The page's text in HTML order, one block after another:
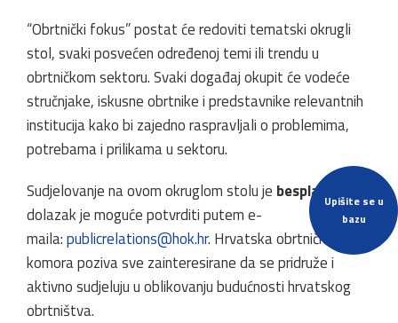
Upišite se u
bazu
“Obrtnički fokus” postat će redoviti tematski okrugli
stol, svaki posvećen određenoj temi ili trendu u
obrtničkom sektoru. Svaki događaj okupit će vodeće
stručnjake, iskusne obrtnike i predstavnike relevantnih
institucija kako bi zajedno raspravljali o problemima,
potrebama i prilikama u sektoru.
Sudjelovanje na ovom okruglom stolu je besplatno
dolazak je moguće potvrditi putem e-
maila:publicrelations@hok.hr. Hrvatska obrtnička
komora poziva sve zainteresirane da se pridruže i
aktivno sudjeluju u oblikovanju budućnosti hrvatskog
obrtništva.